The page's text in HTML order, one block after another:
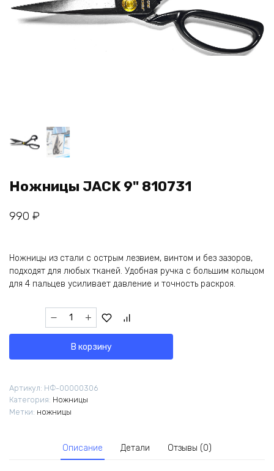
Ножницы JACK 9" 810731
990 ₽
Ножницы из стали с острым лезвием, винтом и без зазоров,
подходят для любых тканей. Удобная ручка с большим кольцом
для 4 пальцев усиливает давление и точность раскроя.
Количество
товара
В корзину
Артикул: НФ-00000306
Категория: Ножницы
Метки: ножницы
Описание Детали Отзывы (0)